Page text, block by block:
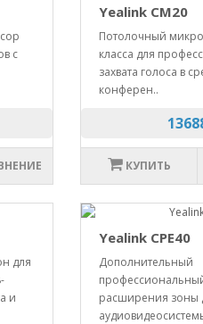
с
Yealink CM20
Потолочный
класса для
захвата голоса в
конферен..
КУПИТЬ
для
и
Yealink CPE40
Дополнительный
расширения зоны